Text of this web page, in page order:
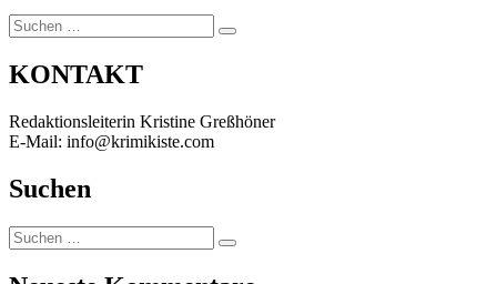
Suchen
nach:
Suchen
KONTAKT
Redaktionsleiterin Kristine Greßhöner
E-Mail: info@krimikiste.com
Suchen
Suchen
nach:
Suchen